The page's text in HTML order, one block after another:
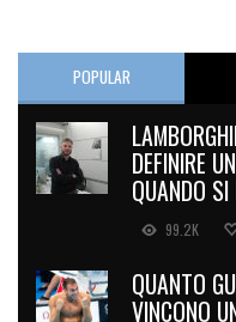
POPULAR
DEFINIRE
QUANDO
99.2K
QUANTO
VINCONO